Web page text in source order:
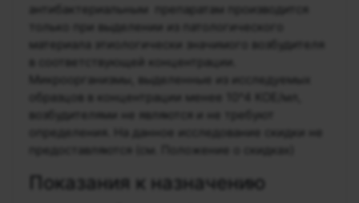
антибактериальным препаратам производится
в соответствующей концентрации.
Микроорганизмы, выделенные из исследуемых
образцов в концентрации менее 10^4 КОЕ/мл,
возбудителями не являются и не требуют
определения. На данное исследование скидки не
предоставляются (см. Положение о скидках)
Показания к назначению